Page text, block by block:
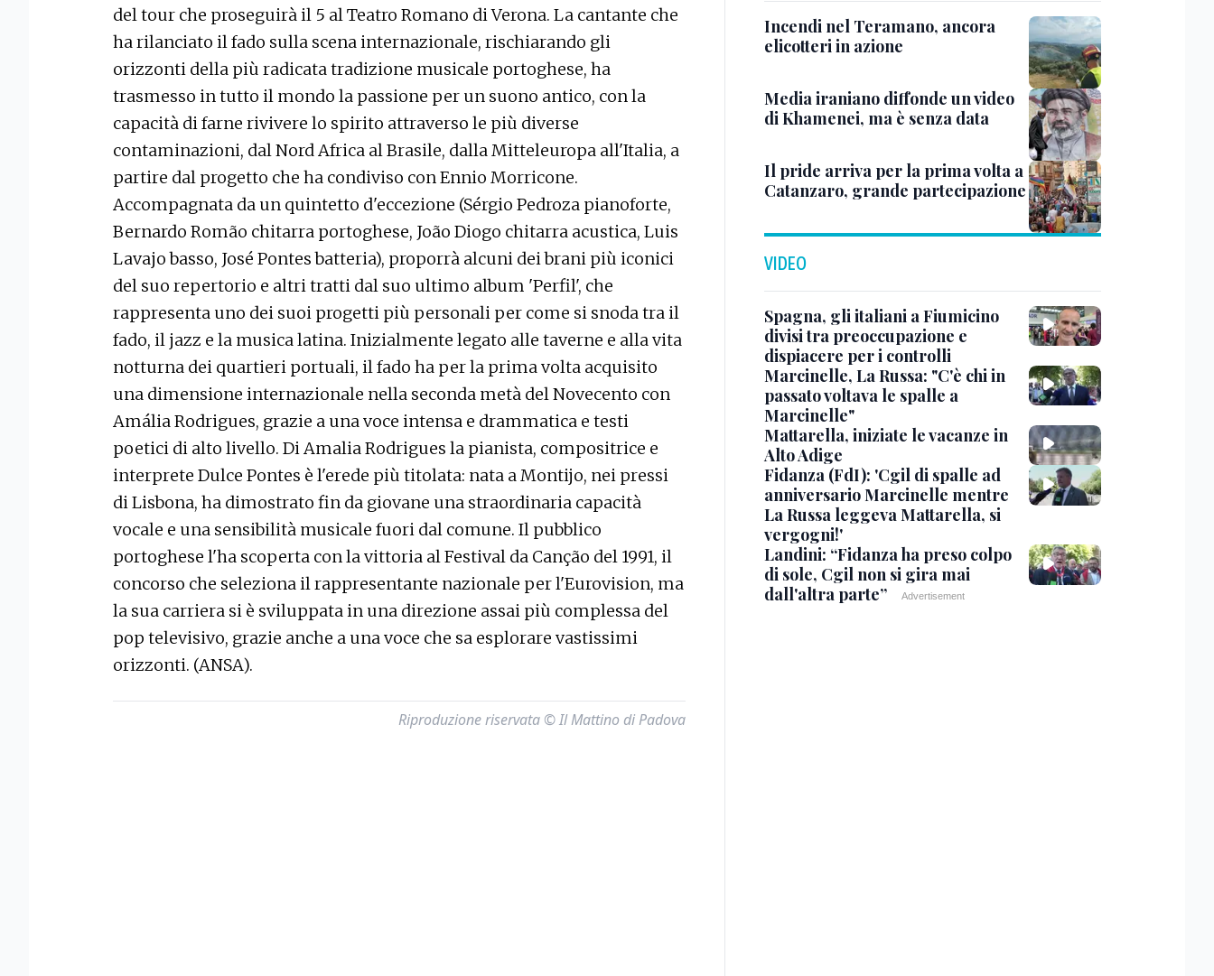
del tour che proseguirà il 5 al Teatro Romano di Verona. La cantante che
ha rilanciato il fado sulla scena internazionale, rischiarando gli
orizzonti della più radicata tradizione musicale portoghese, ha
trasmesso in tutto il mondo la passione per un suono antico, con la
capacità di farne rivivere lo spirito attraverso le più diverse
contaminazioni, dal Nord Africa al Brasile, dalla Mitteleuropa all'Italia, a
partire dal progetto che ha condiviso con Ennio Morricone.
Accompagnata da un quintetto d'eccezione (Sérgio Pedroza pianoforte,
Bernardo Romão chitarra portoghese, João Diogo chitarra acustica, Luis
Lavajo basso, José Pontes batteria), proporrà alcuni dei brani più iconici
del suo repertorio e altri tratti dal suo ultimo album 'Perfil', che
rappresenta uno dei suoi progetti più personali per come si snoda tra il
fado, il jazz e la musica latina. Inizialmente legato alle taverne e alla vita
notturna dei quartieri portuali, il fado ha per la prima volta acquisito
una dimensione internazionale nella seconda metà del Novecento con
Amália Rodrigues, grazie a una voce intensa e drammatica e testi
poetici di alto livello. Di Amalia Rodrigues la pianista, compositrice e
interprete Dulce Pontes è l'erede più titolata: nata a Montijo, nei pressi
di Lisbona, ha dimostrato fin da giovane una straordinaria capacità
vocale e una sensibilità musicale fuori dal comune. Il pubblico
portoghese l'ha scoperta con la vittoria al Festival da Canção del 1991, il
concorso che seleziona il rappresentante nazionale per l'Eurovision, ma
la sua carriera si è sviluppata in una direzione assai più complessa del
pop televisivo, grazie anche a una voce che sa esplorare vastissimi
orizzonti. (ANSA).
Riproduzione riservata © Il Mattino di Padova
Incendi nel Teramano, ancora
elicotteri in azione
Media iraniano diffonde un video
di Khamenei, ma è senza data
Il pride arriva per la prima volta a
Catanzaro, grande partecipazione
VIDEO
Spagna, gli italiani a Fiumicino
divisi tra preoccupazione e
dispiacere per i controlli
Marcinelle, La Russa: "C'è chi in
passato voltava le spalle a
Marcinelle"
Mattarella, iniziate le vacanze in
Alto Adige
Fidanza (FdI): 'Cgil di spalle ad
anniversario Marcinelle mentre
La Russa leggeva Mattarella, si
vergogni!'
Landini: “Fidanza ha preso colpo
di sole, Cgil non si gira mai
dall'altra parte”